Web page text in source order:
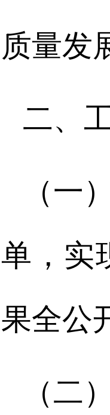
质量发
二、
（一
单，实
果全公
（二